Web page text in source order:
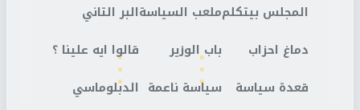
المجلس بيتكلم
دماغ احزاب
قعدة سياسة
ملعب السياسة
باب الوزير
سياسة ناعمة
البر التاني
قالوا ايه علينا ؟
الدبلوماسي